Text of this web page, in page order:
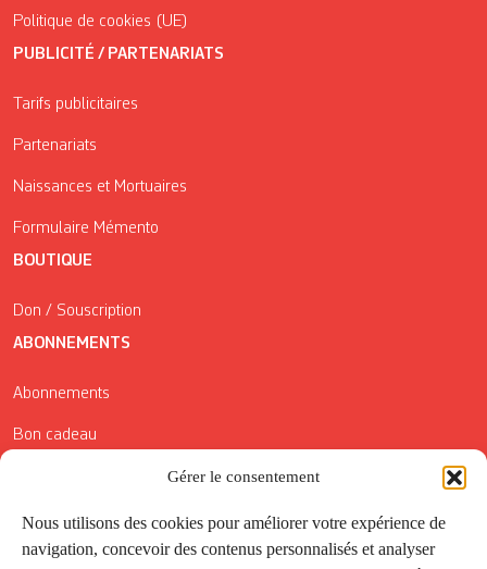
Gérer le consentement
Nous utilisons des cookies pour améliorer votre expérience de
navigation, concevoir des contenus personnalisés et analyser
Politique de cookies (UE)
PUBLICITÉ / PARTENARIATS
Tarifs publicitaires
Partenariats
Naissances et Mortuaires
Formulaire Mémento
BOUTIQUE
Don / Souscription
ABONNEMENTS
Abonnements
Bon cadeau
Conditions générales de vente
Réductions de la Carte Côté Courrier
Application